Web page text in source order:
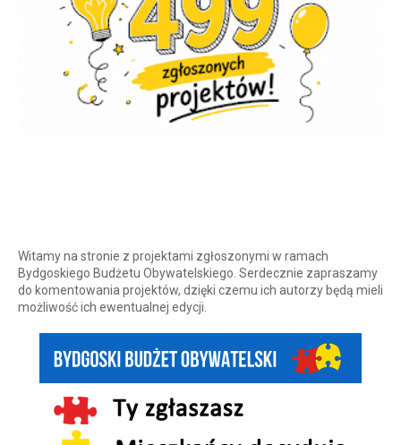
Witamy na stronie z projektami zgłoszonymi w ramach
Bydgoskiego Budżetu Obywatelskiego. Serdecznie zapraszamy
do komentowania projektów, dzięki czemu ich autorzy będą mieli
możliwość ich ewentualnej edycji.